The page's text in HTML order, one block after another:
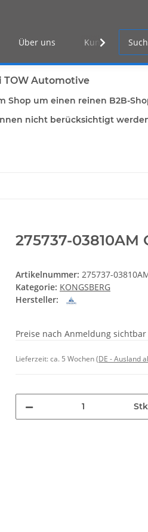
Über uns Kunden Log-in
Automotive
Shop um einen reinen B2B-
nicht berücksichtigt
275737-
Artikelnummer: 275737-
Kategorie: KONGSBERG
Hersteller:
Preise nach Anmeldung sichtbar
Lieferzeit:ca. 5 Wochen(DE - Ausland
Stk